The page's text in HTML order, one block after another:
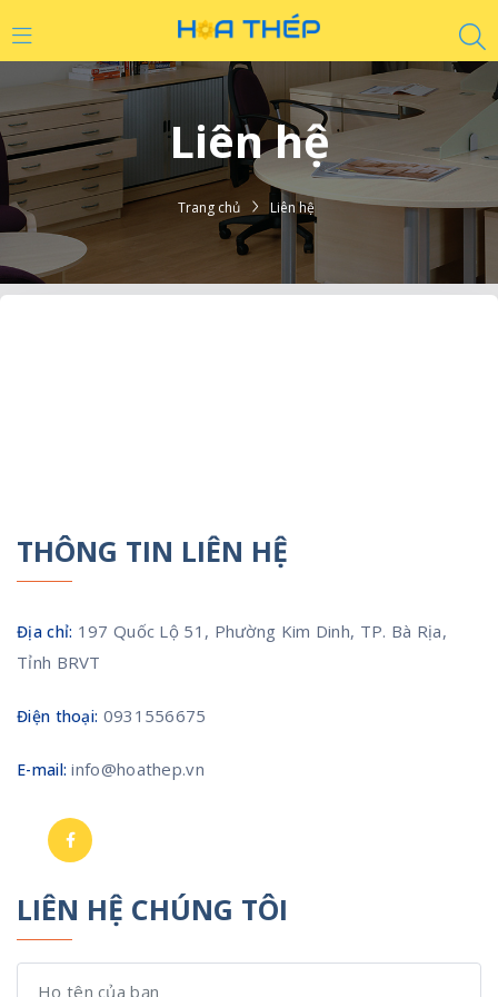
Liên hệ
Trang chủ Liên hệ
THÔNG TIN LIÊN HỆ
Địa chỉ: 197 Quốc Lộ 51, Phường Kim Dinh, TP. Bà Rịa,
Tỉnh BRVT
Điện thoại: 0931556675
E-mail: info@hoathep.vn
LIÊN HỆ CHÚNG TÔI